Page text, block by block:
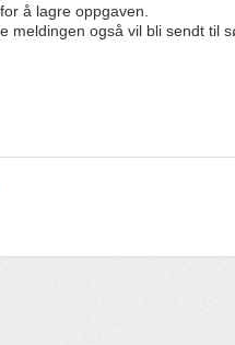
å lagre oppgaven.
meldingen også vil bli sendt til